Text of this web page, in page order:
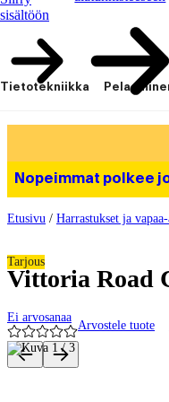
sisältöön
Tietotekniikka
Nopeimmat polkee
Etusivu / Harrastukset ja
Vittoria Road
Ei arvosanaa
Arvostele tuote
Tarjous
Tuotteen kuvat ja